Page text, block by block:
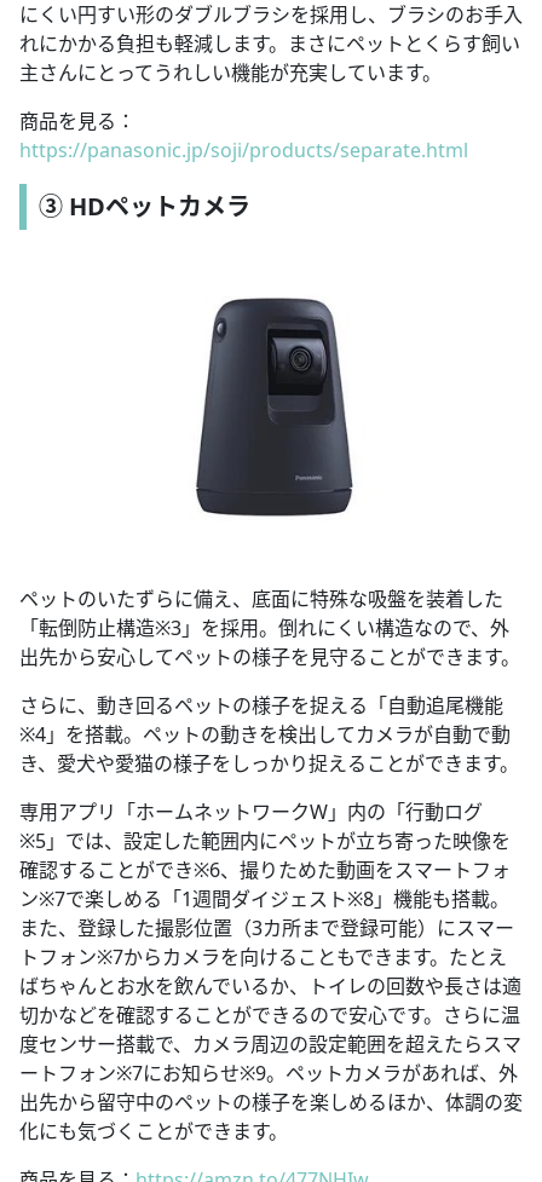
にくい円すい形のダブルブラシを採用し、ブラシのお手入
れにかかる負担も軽減します。まさにペットとくらす飼い
主さんにとってうれしい機能が充実しています。
商品を見る：
https://panasonic.jp/soji/products/separate.html
③ HDペットカメラ
ペットのいたずらに備え、底面に特殊な吸盤を装着した
「転倒防止構造※3」を採用。倒れにくい構造なので、外
出先から安心してペットの様子を見守ることができます。
さらに、動き回るペットの様子を捉える「自動追尾機能
※4」を搭載。ペットの動きを検出してカメラが自動で動
き、愛犬や愛猫の様子をしっかり捉えることができます。
専用アプリ「ホームネットワークW」内の「行動ログ
※5」では、設定した範囲内にペットが立ち寄った映像を
確認することができ※6、撮りためた動画をスマートフォ
ン※7で楽しめる「1週間ダイジェスト※8」機能も搭載。
また、登録した撮影位置（3カ所まで登録可能）にスマー
トフォン※7からカメラを向けることもできます。たとえ
ばちゃんとお水を飲んでいるか、トイレの回数や長さは適
切かなどを確認することができるので安心です。さらに温
度センサー搭載で、カメラ周辺の設定範囲を超えたらスマ
ートフォン※7にお知らせ※9。ペットカメラがあれば、外
出先から留守中のペットの様子を楽しめるほか、体調の変
化にも気づくことができます。